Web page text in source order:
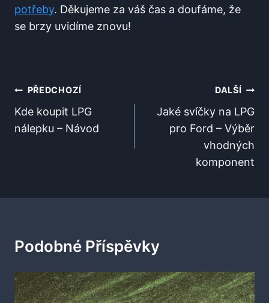
potřeby. ​Děkujeme za váš čas‌ a ⁣doufáme, ⁤že
se⁣ brzy‍ uvidíme ⁢znovu! ​
Navigace
Pro
Příspěvek
PŘEDCHOZÍ
Kde koupit LPG
nálepku – Návod
DALŠÍ
Jaké svíčky na LPG
pro Ford – Výběr
vhodných
komponent
Podobné Příspěvky